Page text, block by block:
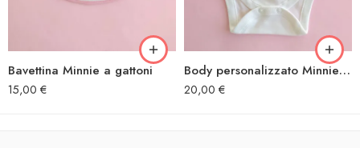
Bavettina Minnie a gattoni
15,00 €
Body personalizzato Minnie a gattoni
20,00 €